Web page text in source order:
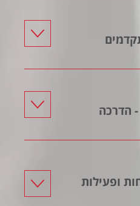
- הדרכה
ופעילות